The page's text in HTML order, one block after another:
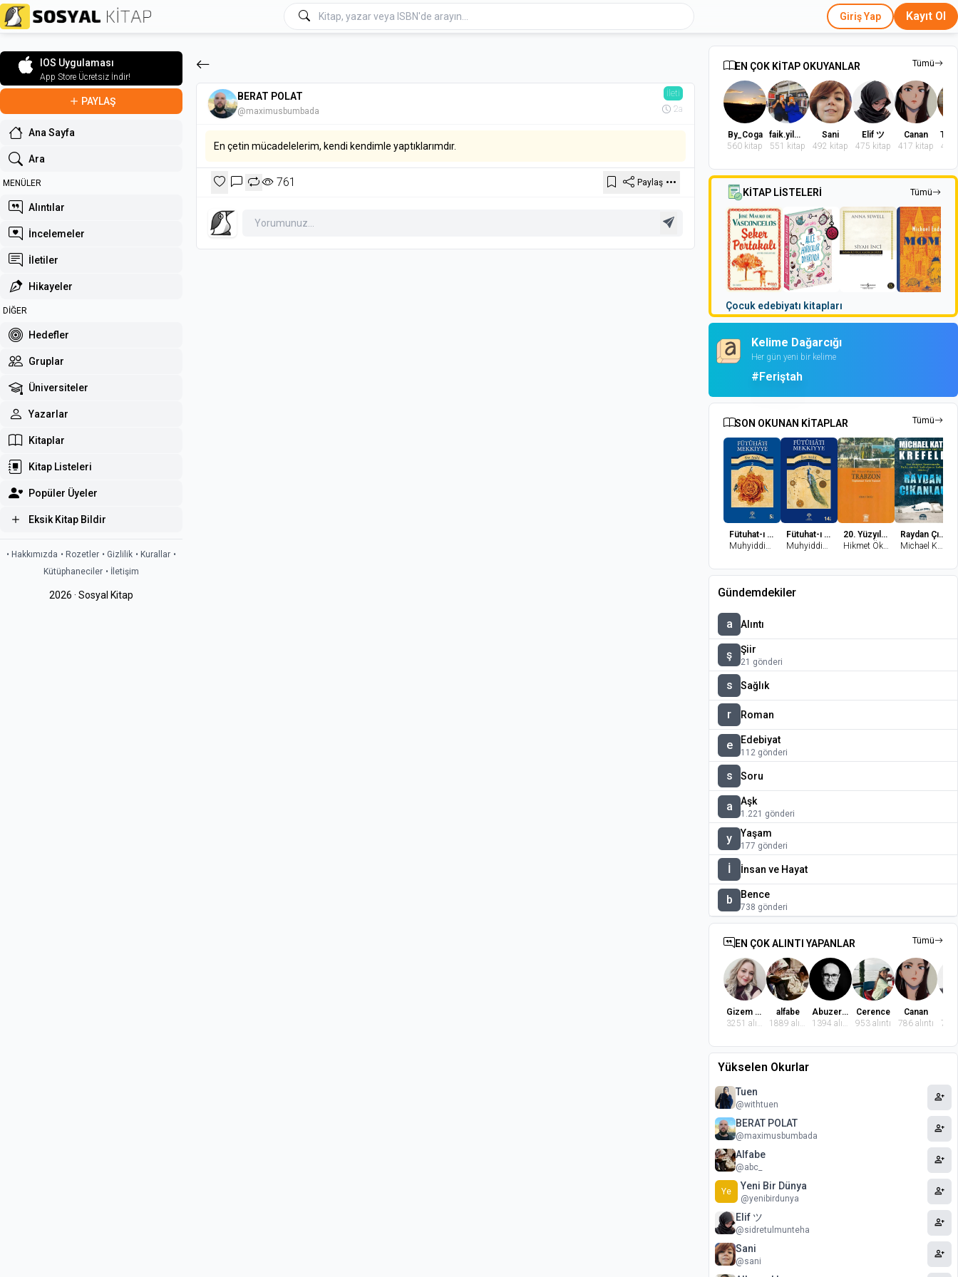
Giriş Yap Kayıt Ol
IOS Uygulaması
App Store Ücretsiz İndir!
PAYLAŞ
Ana Sayfa
Ara
MENÜLER
Alıntılar
İncelemeler
İletiler
Hikayeler
DİĞER
Hedefler
Gruplar
Üniversiteler
Yazarlar
Kitaplar
Kitap Listeleri
Popüler Üyeler
Eksik Kitap Bildir
• Hakkımızda • Rozetler • Gizlilik • Kurallar •
Kütüphaneciler • İletişim
2026 · Sosyal Kitap
BERAT POLAT
@maximusbumbada
İleti
2a
En çetin mücadelelerim, kendi kendimle yaptıklarımdır.
761 Paylaş
EN ÇOK KİTAP OKUYANLAR Tümü
By_Coga
560 kitap
faik.yilmaz.9
551 kitap
Sani
492 kitap
Elif ツ
475 kitap
Canan
417 kitap
402
KİTAP LİSTELERİ Tümü
Çocuk edebiyatı kitapları
Kelime Dağarcığı
Her gün yeni bir kelime
#Feriştah
SON OKUNAN KİTAPLAR Tümü
Fütuhat-ı Mekkiyye - 2
Muhyiddin İbn Arabi
Fütuhat-ı Mekkiyye 1
Muhyiddin İbn Arabi
20. Yüzyıl Başlarında Trabzon Toplumsal Tarih Yazıları
Hikmet Öksüz
Raydan Çıkanlar
Michael Katz Krefeld
Gündemdekiler
a Alıntı
ş Şiir
21 gönderi
s Sağlık
r Roman
e Edebiyat
112 gönderi
s Soru
a Aşk
1.221 gönderi
y Yaşam
177 gönderi
İ İnsan ve Hayat
b Bence
738 gönderi
EN ÇOK ALINTI YAPANLAR Tümü
Gizem Dindaroğlu
3251 alıntı
alfabe
1889 alıntı
Abuzer Badem
1394 alıntı
Cerence
953 alıntı
Canan
786 alıntı
772
Yükselen Okurlar
Tuen
@withtuen person_add
BERAT POLAT
@maximusbumbada person_add
Alfabe
@abc_ person_add
Ye Yeni Bir Dünya
@yenibirdunya person_add
Elif ツ
@sidretulmunteha person_add
Sani
@sani person_add